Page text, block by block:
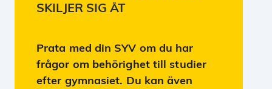
SKILJER SIG ÅT
Prata med din SYV om du har
frågor om behörighet till studier
efter gymnasiet. Du kan även